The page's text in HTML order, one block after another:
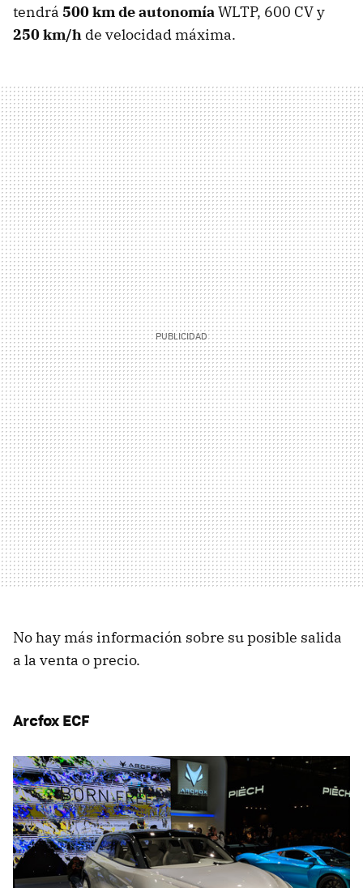
tendrá 500 km de autonomíaWLTP, 600 CV y
250 km/h de velocidad máxima.
No hay más información sobre su posible salida
a la venta o precio.
Arcfox ECF